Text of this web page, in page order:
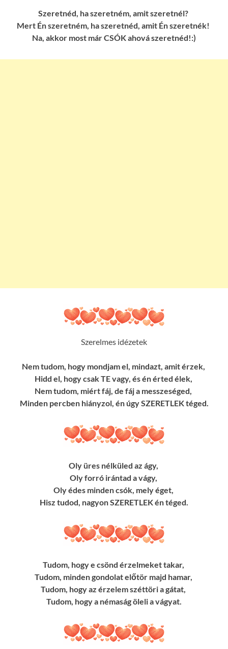
Szeretnéd, ha szeretném, amit szeretnél?
Mert Én szeretném, ha szeretnéd, amit Én szeretnék!
Na, akkor most már CSÓK ahová szeretnéd!:)
Szerelmes idézetek
Nem tudom, hogy mondjam el, mindazt, amit érzek,
Hidd el, hogy csak TE vagy, és én érted élek,
Nem tudom, miért fáj, de fáj a messzeséged,
Minden percben hiányzol, én úgy SZERETLEK téged.
Oly üres nélküled az ágy,
Oly forró irántad a vágy,
Oly édes minden csók, mely éget,
Hisz tudod, nagyon SZERETLEK én téged.
Tudom, hogy e csönd érzelmeket takar,
Tudom, minden gondolat előtör majd hamar,
Tudom, hogy az érzelem széttöri a gátat,
Tudom, hogy a némaság öleli a vágyat.